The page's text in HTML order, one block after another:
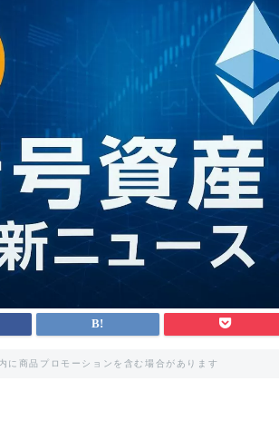
に商品プロモーションを含む場合があります